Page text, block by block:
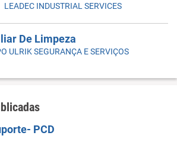
LEADEC INDUSTRIAL SERVICES
De Limpeza
ULRIK SEGURANÇA E SERVIÇOS
PCD